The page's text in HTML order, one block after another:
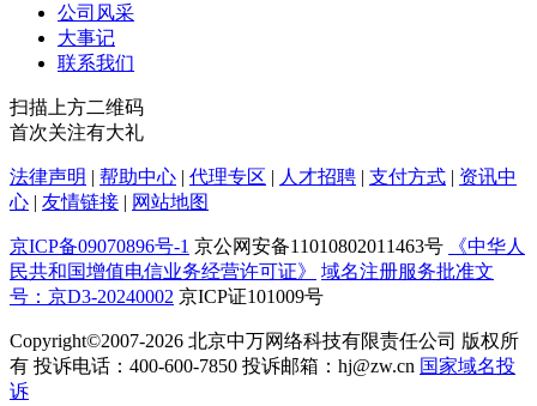
公司风采
大事记
联系我们
扫描上方二维码
首次关注有大礼
法律声明 | 帮助中心 | 代理专区 | 人才招聘 | 支付方式 | 资讯中
心 | 友情链接 | 网站地图
京ICP备09070896号-1 京公网安备11010802011463号
《中华人
民共和国增值电信业务经营许可证》
域名注册服务批准文
号：京D3-20240002 京ICP证101009号
Copyright©2007-2026 北京中万网络科技有限责任公司 版权所
有 投诉电话：400-600-7850 投诉邮箱：hj@zw.cn 国家域名投
诉